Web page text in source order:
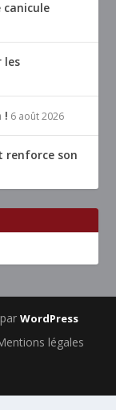
canicule
les
! 6 août 2026
renforce son
WordPress
légales